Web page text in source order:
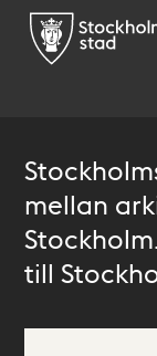
mellan
till